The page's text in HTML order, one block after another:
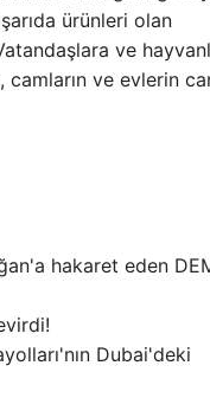
ürünleri olan
ve
ve evlerin
hakaret eden
Dubai'deki